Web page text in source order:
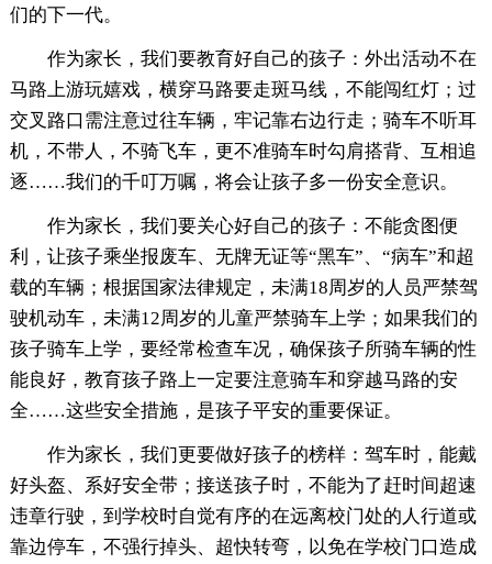
们的下一代。
作为家长，我们要教育好自己的孩子：外出活动不在
马路上游玩嬉戏，横穿马路要走斑马线，不能闯红灯；过
交叉路口需注意过往车辆，牢记靠右边行走；骑车不听耳
机，不带人，不骑飞车，更不准骑车时勾肩搭背、互相追
逐……我们的千叮万嘱，将会让孩子多一份安全意识。
作为家长，我们要关心好自己的孩子：不能贪图便
利，让孩子乘坐报废车、无牌无证等“黑车”、“病车”和超
载的车辆；根据国家法律规定，未满18周岁的人员严禁驾
驶机动车，未满12周岁的儿童严禁骑车上学；如果我们的
孩子骑车上学，要经常检查车况，确保孩子所骑车辆的性
能良好，教育孩子路上一定要注意骑车和穿越马路的安
全……这些安全措施，是孩子平安的重要保证。
作为家长，我们更要做好孩子的榜样：驾车时，能戴
好头盔、系好安全带；接送孩子时，不能为了赶时间超速
违章行驶，到学校时自觉有序的在远离校门处的人行道或
靠边停车，不强行掉头、超快转弯，以免在学校门口造成